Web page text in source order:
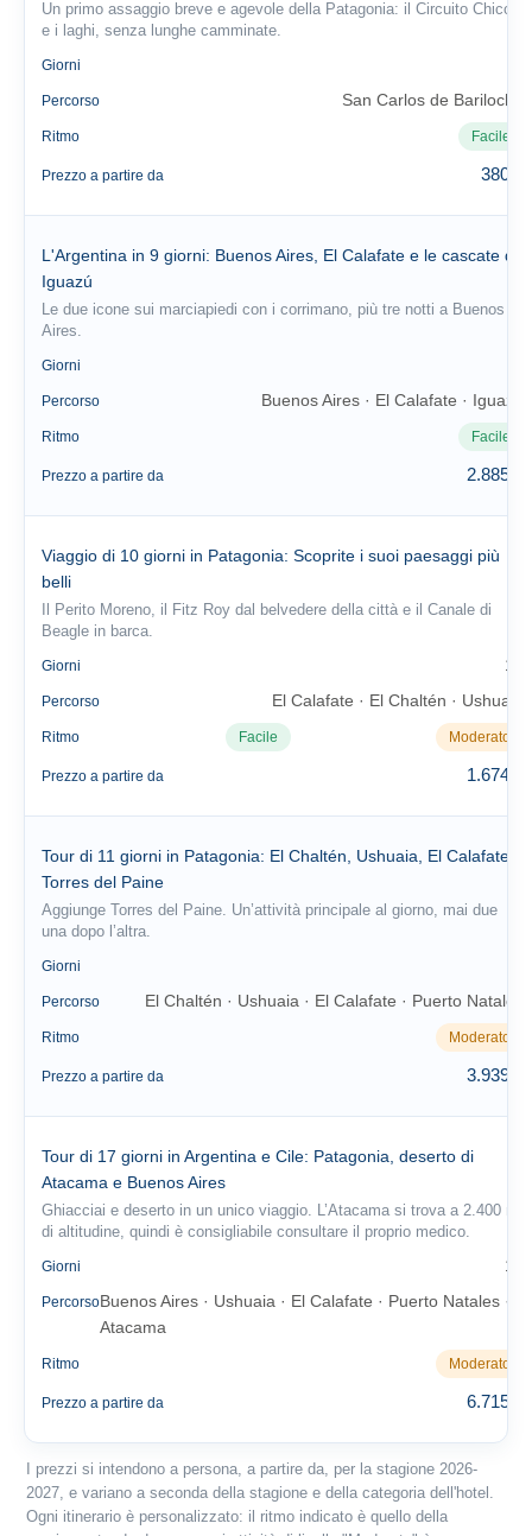
Un primo assaggio breve e agevole della Patagonia: il Circuito Chico
e i laghi, senza lunghe camminate.
Giorni
Percorso San Carlos de Bariloche
Ritmo Facile
Prezzo a partire da 380 €
L'Argentina in 9 giorni: Buenos Aires, El Calafate e le cascate di
Iguazú
Le due icone sui marciapiedi con i corrimano, più tre notti a Buenos
Aires.
Giorni
Percorso Buenos Aires · El Calafate · Iguazú
Ritmo Facile
Prezzo a partire da 2.885 €
Viaggio di 10 giorni in Patagonia: Scoprite i suoi paesaggi più
belli
Il Perito Moreno, il Fitz Roy dal belvedere della città e il Canale di
Beagle in barca.
Giorni 10
Percorso El Calafate · El Chaltén · Ushuaia
Ritmo Facile Moderato
Prezzo a partire da 1.674 €
Tour di 11 giorni in Patagonia: El Chaltén, Ushuaia, El Calafate e
Torres del Paine
Aggiunge Torres del Paine. Un’attività principale al giorno, mai due
una dopo l’altra.
Giorni
Percorso El Chaltén · Ushuaia · El Calafate · Puerto Natales
Ritmo Moderato
Prezzo a partire da 3.939 €
Tour di 17 giorni in Argentina e Cile: Patagonia, deserto di
Atacama e Buenos Aires
Ghiacciai e deserto in un unico viaggio. L’Atacama si trova a 2.400 m
di altitudine, quindi è consigliabile consultare il proprio medico.
Giorni 17
PercorsoBuenos Aires · Ushuaia · El Calafate · Puerto Natales ·
Atacama
Ritmo Moderato
Prezzo a partire da 6.715 €
I prezzi si intendono a persona, a partire da, per la stagione 2026-
2027, e variano a seconda della stagione e della categoria dell'hotel.
Ogni itinerario è personalizzato: il ritmo indicato è quello della